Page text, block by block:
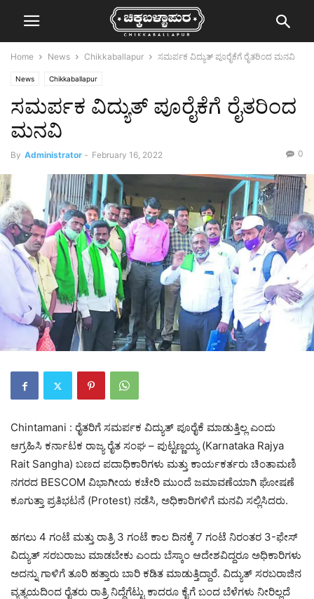
Home News Chikkaballapur ಸಮರ್ಪಕ ವಿದ್ಯುತ್ ಪೂರೈಕೆಗೆ ರೈತರಿಂದ ಮನವಿ
News Chikkaballapur
ಸಮರ್ಪಕ ವಿದ್ಯುತ್ ಪೂರೈಕೆಗೆ ರೈತರಿಂದ
ಮನವಿ
By Administrator - February 16, 2022 0
Chintamani : ರೈತರಿಗೆ ಸಮರ್ಪಕ ವಿದ್ಯುತ್ ಪೂರೈಕೆ ಮಾಡುತ್ತಿಲ್ಲ ಎಂದು
ಆಗ್ರಹಿಸಿ ಕರ್ನಾಟಕ ರಾಜ್ಯ ರೈತ ಸಂಘ – ಪುಟ್ಟಣ್ಣಯ್ಯ (Karnataka Rajya
Rait Sangha) ಬಣದ ಪದಾಧಿಕಾರಿಗಳು ಮತ್ತು ಕಾರ್ಯಕರ್ತರು ಚಿಂತಾಮಣಿ
ನಗರದ BESCOM ವಿಭಾಗೀಯ ಕಚೇರಿ ಮುಂದೆ ಜಮಾವಣೆಯಾಗಿ ಘೋಷಣೆ
ಕೂಗುತ್ತಾ ಪ್ರತಿಭಟನೆ (Protest) ನಡೆಸಿ, ಅಧಿಕಾರಿಗಳಿಗೆ ಮನವಿ ಸಲ್ಲಿಸಿದರು.
ಹಗಲು 4 ಗಂಟೆ ಮತ್ತು ರಾತ್ರಿ 3 ಗಂಟೆ ಕಾಲ ದಿನಕ್ಕೆ 7 ಗಂಟೆ ನಿರಂತರ 3-ಫೇಸ್
ವಿದ್ಯುತ್ ಸರಬರಾಜು ಮಾಡಬೇಕು ಎಂದು ಬೆಸ್ಕಾಂ ಆದೇಶವಿದ್ದರೂ ಅಧಿಕಾರಿಗಳು
ಅದನ್ನು ಗಾಳಿಗೆ ತೂರಿ ಹತ್ತಾರು ಬಾರಿ ಕಡಿತ ಮಾಡುತ್ತಿದ್ದಾರೆ. ವಿದ್ಯುತ್ ಸರಬರಾಜಿನ
ವ್ಯತ್ಯಯದಿಂದ ರೈತರು ರಾತ್ರಿ ನಿದ್ದೆಗೆಟ್ಟು ಕಾದರೂ ಕೈಗೆ ಬಂದ ಬೆಳೆಗಳು ನೀರಿಲ್ಲದೆ